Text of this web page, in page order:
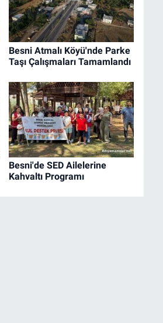
Besni Atmalı Köyü'nde Parke
Taşı Çalışmaları Tamamlandı
Besni'de SED Ailelerine
Kahvaltı Programı